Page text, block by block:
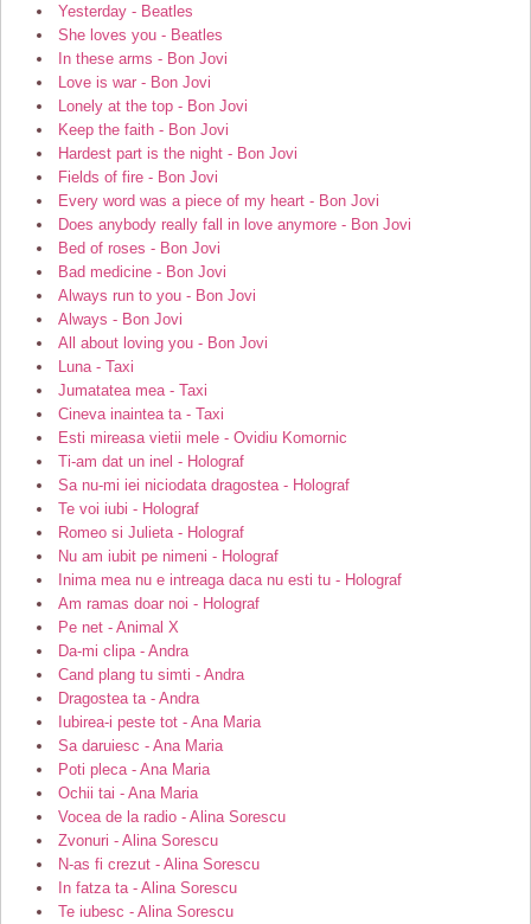
Yesterday - Beatles
She loves you - Beatles
In these arms - Bon Jovi
Love is war - Bon Jovi
Lonely at the top - Bon Jovi
Keep the faith - Bon Jovi
Hardest part is the night - Bon Jovi
Fields of fire - Bon Jovi
Every word was a piece of my heart - Bon Jovi
Does anybody really fall in love anymore - Bon Jovi
Bed of roses - Bon Jovi
Bad medicine - Bon Jovi
Always run to you - Bon Jovi
Always - Bon Jovi
All about loving you - Bon Jovi
Luna - Taxi
Jumatatea mea - Taxi
Cineva inaintea ta - Taxi
Esti mireasa vietii mele - Ovidiu Komornic
Ti-am dat un inel - Holograf
Sa nu-mi iei niciodata dragostea - Holograf
Te voi iubi - Holograf
Romeo si Julieta - Holograf
Nu am iubit pe nimeni - Holograf
Inima mea nu e intreaga daca nu esti tu - Holograf
Am ramas doar noi - Holograf
Pe net - Animal X
Da-mi clipa - Andra
Cand plang tu simti - Andra
Dragostea ta - Andra
Iubirea-i peste tot - Ana Maria
Sa daruiesc - Ana Maria
Poti pleca - Ana Maria
Ochii tai - Ana Maria
Vocea de la radio - Alina Sorescu
Zvonuri - Alina Sorescu
N-as fi crezut - Alina Sorescu
In fatza ta - Alina Sorescu
Te iubesc - Alina Sorescu